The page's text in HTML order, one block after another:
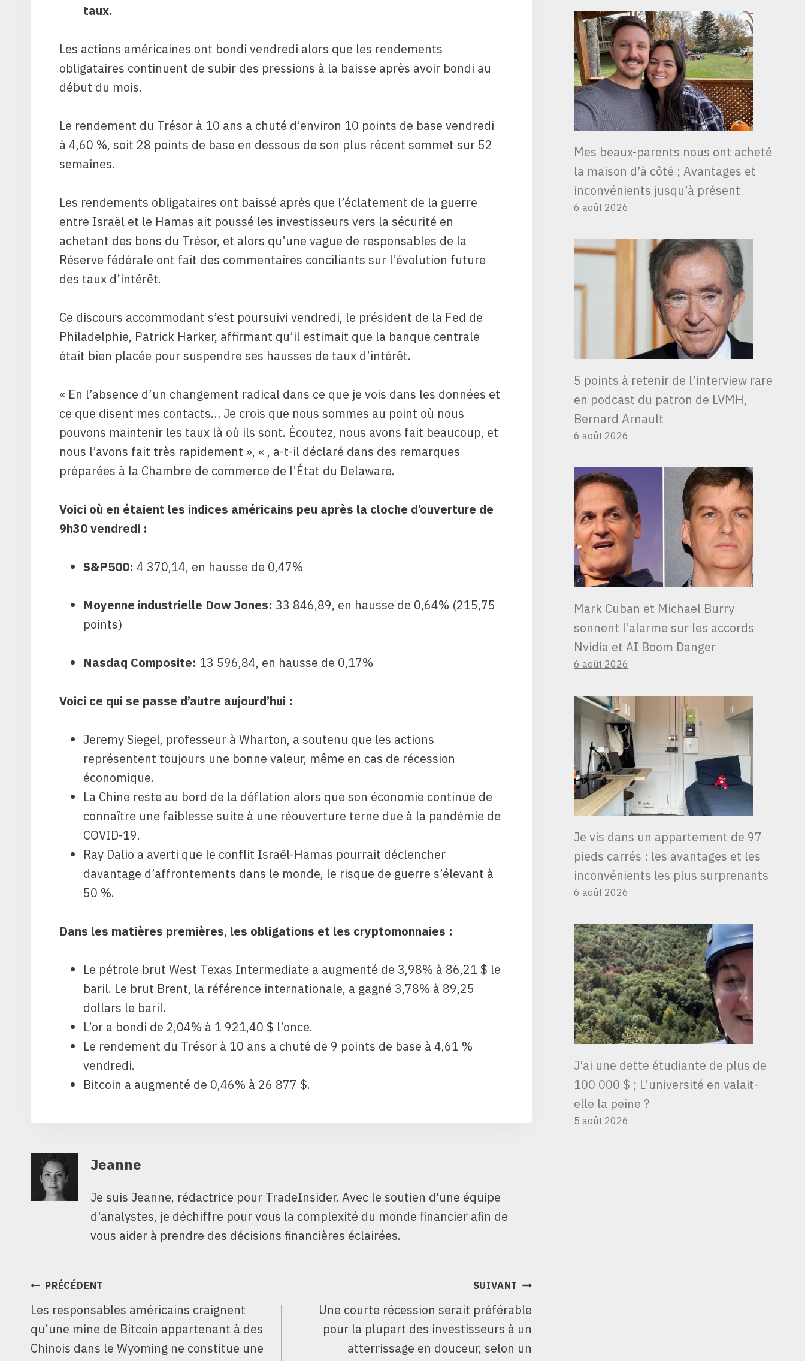
taux.
Les actions américaines ont bondi vendredi alors que les rendements
obligataires continuent de subir des pressions à la baisse après avoir bondi au
début du mois.
Le rendement du Trésor à 10 ans a chuté d’environ 10 points de base vendredi
à 4,60 %, soit 28 points de base en dessous de son plus récent sommet sur 52
semaines.
Les rendements obligataires ont baissé après que l’éclatement de la guerre
entre Israël et le Hamas ait poussé les investisseurs vers la sécurité en
achetant des bons du Trésor, et alors qu’une vague de responsables de la
Réserve fédérale ont fait des commentaires conciliants sur l’évolution future
des taux d’intérêt.
Ce discours accommodant s’est poursuivi vendredi, le président de la Fed de
Philadelphie, Patrick Harker, affirmant qu’il estimait que la banque centrale
était bien placée pour suspendre ses hausses de taux d’intérêt.
« En l’absence d’un changement radical dans ce que je vois dans les données et
ce que disent mes contacts… Je crois que nous sommes au point où nous
pouvons maintenir les taux là où ils sont. Écoutez, nous avons fait beaucoup, et
nous l’avons fait très rapidement », « , a-t-il déclaré dans des remarques
préparées à la Chambre de commerce de l’État du Delaware.
Voici où en étaient les indices américains peu après la cloche d’ouverture de
9h30 vendredi :
S&P500: 4 370,14, en hausse de 0,47%
Moyenne industrielle Dow Jones: 33 846,89, en hausse de 0,64% (215,75
points)
Nasdaq Composite: 13 596,84, en hausse de 0,17%
Voici ce qui se passe d’autre aujourd’hui :
Jeremy Siegel, professeur à Wharton, a soutenu que les actions
représentent toujours une bonne valeur, même en cas de récession
économique.
La Chine reste au bord de la déflation alors que son économie continue de
connaître une faiblesse suite à une réouverture terne due à la pandémie de
COVID-19.
Ray Dalio a averti que le conflit Israël-Hamas pourrait déclencher
davantage d’affrontements dans le monde, le risque de guerre s’élevant à
50 %.
Dans les matières premières, les obligations et les cryptomonnaies :
Le pétrole brut West Texas Intermediate a augmenté de 3,98% à 86,21 $ le
baril. Le brut Brent, la référence internationale, a gagné 3,78% à 89,25
dollars le baril.
L’or a bondi de 2,04% à 1 921,40 $ l’once.
Le rendement du Trésor à 10 ans a chuté de 9 points de base à 4,61 %
vendredi.
Bitcoin a augmenté de 0,46% à 26 877 $.
Jeanne
Je suis Jeanne, rédactrice pour TradeInsider. Avec le soutien d'une équipe
d'analystes, je déchiffre pour vous la complexité du monde financier afin de
vous aider à prendre des décisions financières éclairées.
NAVIGATION
DE
L’ARTICLE
PRÉCÉDENT
Les responsables américains craignent
qu’une mine de Bitcoin appartenant à des
Chinois dans le Wyoming ne constitue une
SUIVANT
Une courte récession serait préférable
pour la plupart des investisseurs à un
atterrissage en douceur, selon un
Mes beaux-parents nous ont acheté
la maison d’à côté ; Avantages et
inconvénients jusqu’à présent
6 août 2026
5 points à retenir de l’interview rare
en podcast du patron de LVMH,
Bernard Arnault
6 août 2026
Mark Cuban et Michael Burry
sonnent l’alarme sur les accords
Nvidia et AI Boom Danger
6 août 2026
Je vis dans un appartement de 97
pieds carrés : les avantages et les
inconvénients les plus surprenants
6 août 2026
J’ai une dette étudiante de plus de
100 000 $ ; L’université en valait-
elle la peine ?
5 août 2026